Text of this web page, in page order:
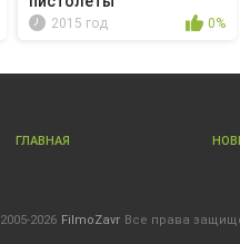
2015 год 0%
ГЛАВНАЯ
2005-2026 FilmoZavr Все права